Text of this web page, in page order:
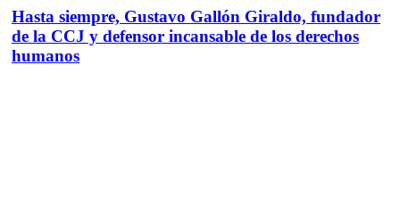
Hasta siempre, Gustavo Gallón Giraldo, fundador
de la CCJ y defensor incansable de los derechos
humanos